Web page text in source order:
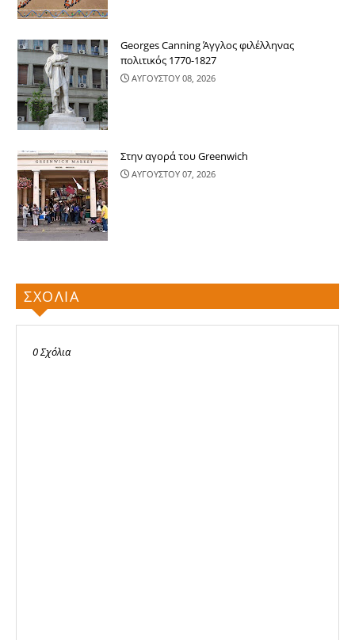
Georges Canning Άγγλος φιλέλληνας
πολιτικός 1770-1827
ΑΥΓΟΥΣΤΟΥ 08, 2026
Στην αγορά του Greenwich
ΑΥΓΟΥΣΤΟΥ 07, 2026
ΣΧΟΛΙΑ
0 Σχόλια